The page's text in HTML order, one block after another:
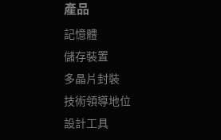
產品
記憶體
儲存裝置
多晶片封裝
技術領導地位
設計工具